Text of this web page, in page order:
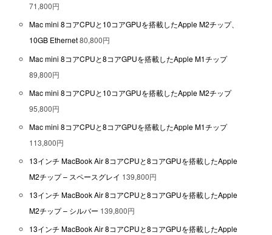
71,800円
Mac mini 8コアCPUと10コアGPUを搭載したApple M2チップ、
10GB Ethernet80,800円
Mac mini 8コアCPUと8コアGPUを搭載したApple M1チップ
89,800円
Mac mini 8コアCPUと10コアGPUを搭載したApple M2チップ
95,800円
Mac mini 8コアCPUと8コアGPUを搭載したApple M1チップ
113,800円
13インチ MacBook Air 8コアCPUと8コアGPUを搭載したApple
M2チップ – スペースグレイ 139,800円
13インチ MacBook Air 8コアCPUと8コアGPUを搭載したApple
M2チップ – シルバー 139,800円
13インチ MacBook Air 8コアCPUと8コアGPUを搭載したApple